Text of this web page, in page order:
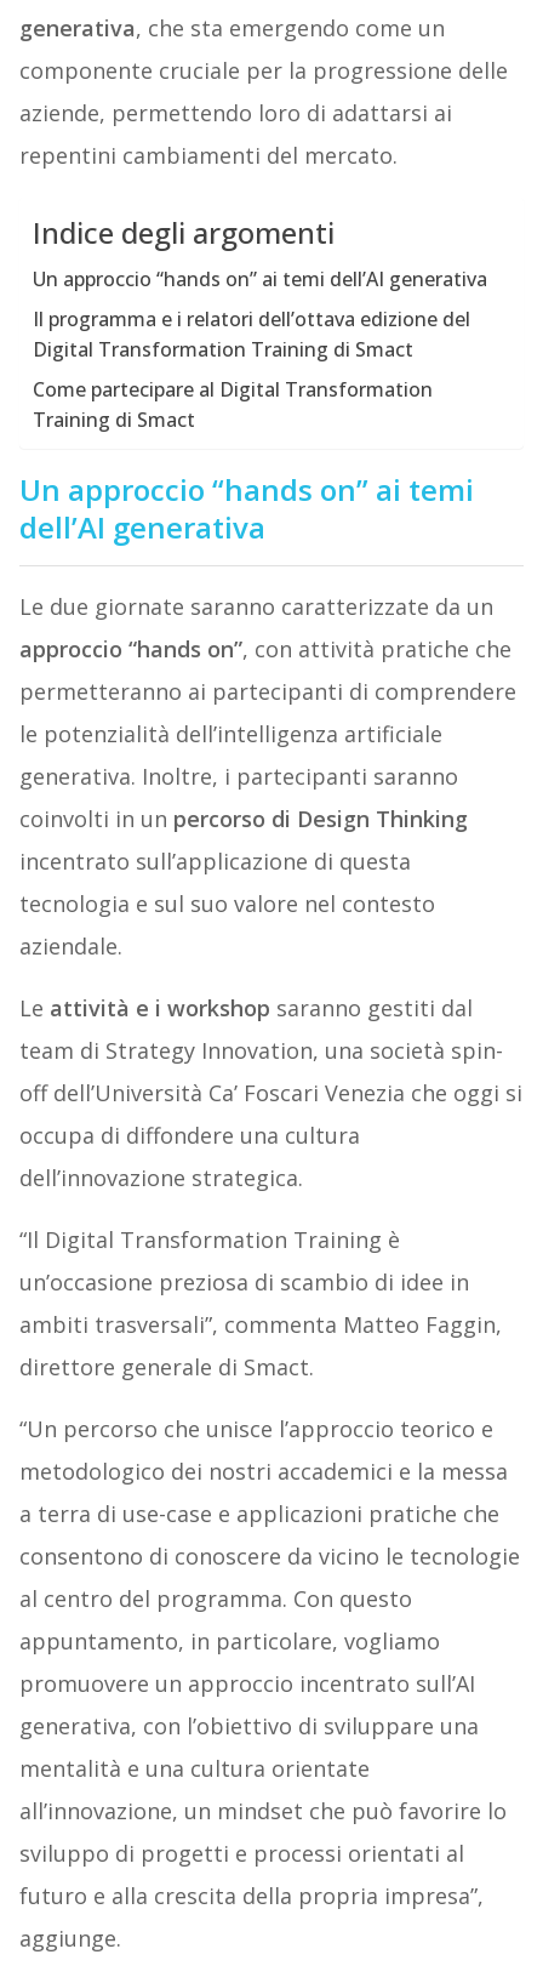
generativa, che sta emergendo come un
componente cruciale per la progressione delle
aziende, permettendo loro di adattarsi ai
repentini cambiamenti del mercato.
Indice degli argomenti
Un approccio “hands on” ai temi dell’AI generativa
Il programma e i relatori dell’ottava edizione del
Digital Transformation Training di Smact
Come partecipare al Digital Transformation
Training di Smact
Un approccio “hands on” ai temi
dell’AI generativa
Le due giornate saranno caratterizzate da un
approccio “hands on”, con attività pratiche che
permetteranno ai partecipanti di comprendere
le potenzialità dell’intelligenza artificiale
generativa. Inoltre, i partecipanti saranno
coinvolti in un percorso di Design Thinking
incentrato sull’applicazione di questa
tecnologia e sul suo valore nel contesto
aziendale.
Le attività e i workshop saranno gestiti dal
team di Strategy Innovation, una società spin-
off dell’Università Ca’ Foscari Venezia che oggi si
occupa di diffondere una cultura
dell’innovazione strategica.
“Il Digital Transformation Training è
un’occasione preziosa di scambio di idee in
ambiti trasversali”, commenta Matteo Faggin,
direttore generale di Smact.
“Un percorso che unisce l’approccio teorico e
metodologico dei nostri accademici e la messa
a terra di use-case e applicazioni pratiche che
consentono di conoscere da vicino le tecnologie
al centro del programma. Con questo
appuntamento, in particolare, vogliamo
promuovere un approccio incentrato sull’AI
generativa, con l’obiettivo di sviluppare una
mentalità e una cultura orientate
all’innovazione, un mindset che può favorire lo
sviluppo di progetti e processi orientati al
futuro e alla crescita della propria impresa”,
aggiunge.